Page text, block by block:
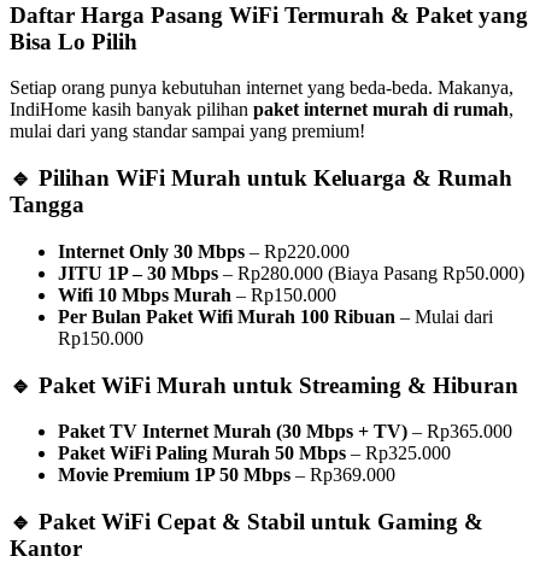
Daftar Harga Pasang WiFi Termurah & Paket yang
Bisa Lo Pilih
Setiap orang punya kebutuhan internet yang beda-beda. Makanya,
IndiHome kasih banyak pilihan paket internet murah di rumah,
mulai dari yang standar sampai yang premium!
🔹 Pilihan WiFi Murah untuk Keluarga & Rumah
Tangga
Internet Only 30 Mbps – Rp220.000
JITU 1P – 30 Mbps – Rp280.000 (Biaya Pasang Rp50.000)
Wifi 10 Mbps Murah – Rp150.000
Per Bulan Paket Wifi Murah 100 Ribuan – Mulai dari
Rp150.000
🔹 Paket WiFi Murah untuk Streaming & Hiburan
Paket TV Internet Murah (30 Mbps + TV) – Rp365.000
Paket WiFi Paling Murah 50 Mbps – Rp325.000
Movie Premium 1P 50 Mbps – Rp369.000
🔹 Paket WiFi Cepat & Stabil untuk Gaming &
Kantor